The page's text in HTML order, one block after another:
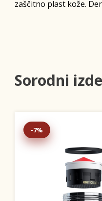
zaščitno plast kože.
Sorodni
-7%